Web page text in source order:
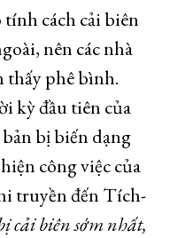
cách cải biên
nên các nhà
thấy phê bình.
kỳ đầu tiên của
bị biến dạng
công việc của
truyền đến Tích-
cải biên sớm nhất,